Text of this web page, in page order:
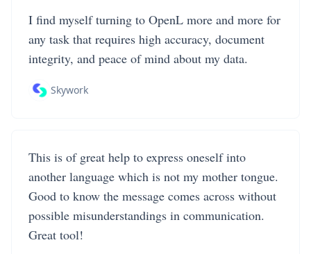
I find myself turning to OpenL more and more for
any task that requires high accuracy, document
integrity, and peace of mind about my data.
Skywork
This is of great help to express oneself into
another language which is not my mother tongue.
Good to know the message comes across without
possible misunderstandings in communication.
Great tool!